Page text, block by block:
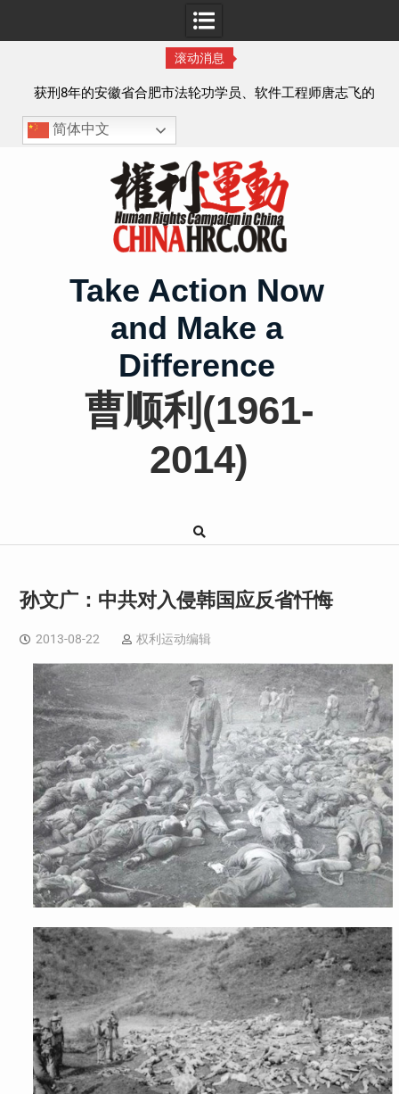
滚动消息
学员、软件工程师唐志飞的
历
锡安教案最新进展：当“法律”变成
简体中文
Take Action Now
and Make a
Difference
曹顺利(1961-
2014)
孙文广：中共对入侵韩国应反省忏悔
2013-08-22 权利运动编辑